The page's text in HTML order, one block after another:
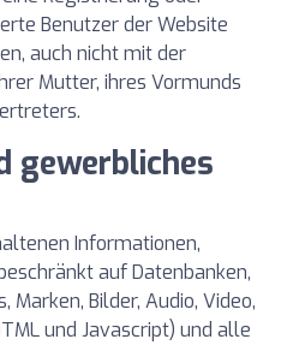
Benutzer der Website
auch nicht mit der
Mutter, ihres Vormunds
gewerbliches
Informationen,
auf Datenbanken,
Marken, Bilder, Audio, Video,
und Javascript) und alle